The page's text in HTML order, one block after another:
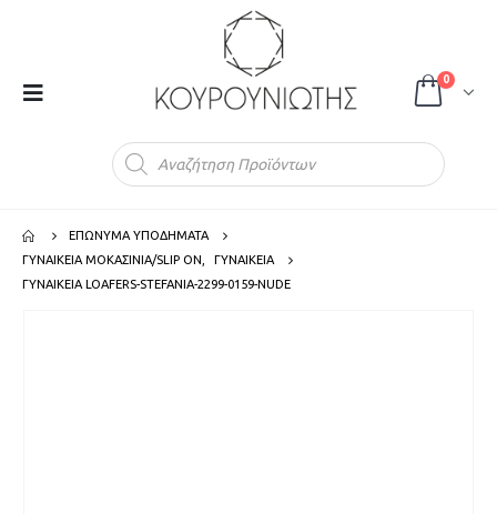
0
ΕΠΩΝΥΜΑ ΥΠΟΔΗΜΑΤΑ
ΓΥΝΑΙΚΕΙΑ ΜΟΚΑΣΙΝΙΑ/SLIP ON
ΓΥΝΑΙΚΕΙΑ
ΓΥΝΑΙΚΕΙΑ LOAFERS-STEFANIA-2299-0159-NUDE